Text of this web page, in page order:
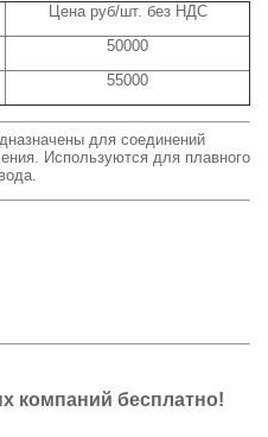
Цена руб/шт. без НДС
50000
55000
для соединений
Используются для плавного
компаний бесплатно!